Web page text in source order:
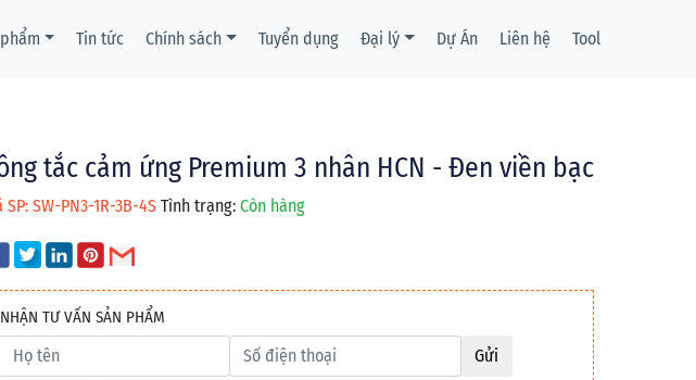
Tin tức Chính sách Tuyển dụng Đại lý Dự Án Liên hệ Tool
tắc cảm ứng Premium 3 nhân HCN - Đen viền bạc
SP: SW-PN3-1R-3B-4S Tình trạng: Còn hàng
NHẬN TƯ VẤN SẢN PHẨM
Gửi